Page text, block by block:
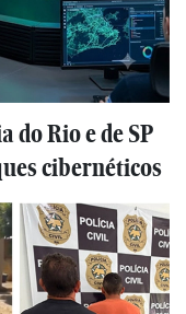
do Rio e de SP
cibernéticos